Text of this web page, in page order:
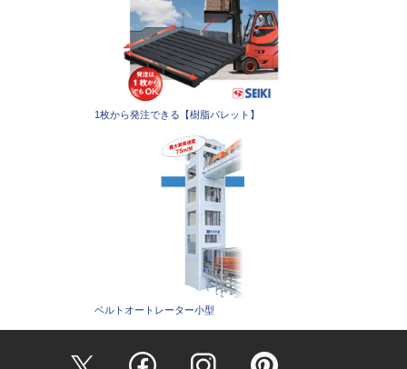
1枚から発注できる【樹脂パレット】
ベルトオートレーター小型